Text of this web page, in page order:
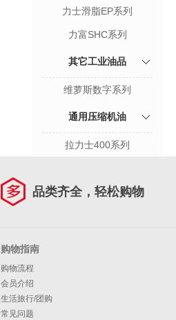
力士滑脂EP系列
力富SHC系列
其它工业油品
维萝斯数字系列
通用压缩机油
拉力士400系列
品类齐全，轻松购物
购物指南
购物流程
会员介绍
生活旅行/团购
常见问题